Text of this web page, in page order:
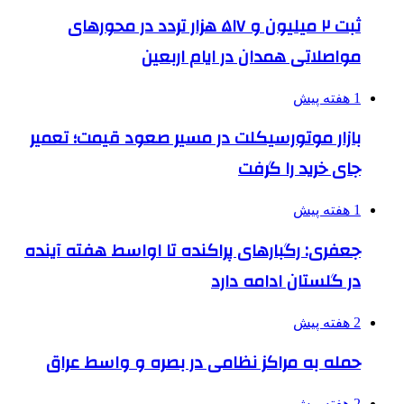
ثبت ۲ میلیون و ۵۱۷ هزار تردد در محورهای
مواصلاتی همدان در ایام اربعین
1 هفته پیش
بازار موتورسیکلت در مسیر صعود قیمت؛ تعمیر
جای خرید را گرفت
1 هفته پیش
جعفری: رگبارهای پراکنده تا اواسط هفته آینده
در گلستان ادامه دارد
2 هفته پیش
حمله به مراکز نظامی در بصره و واسط عراق